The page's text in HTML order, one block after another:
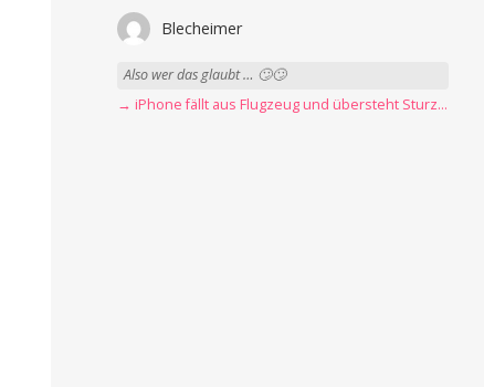
Blecheimer
Also wer das glaubt … 🙄🙄
→ iPhone fällt aus Flugzeug und übersteht Sturz unbeschadet